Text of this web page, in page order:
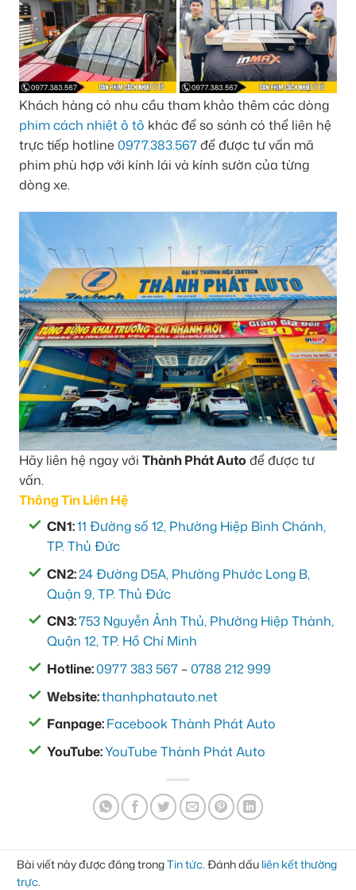
Khách hàng có nhu cầu tham khảo thêm các dòng
phim cách nhiệt ô tô khác để so sánh có thể liên hệ
trực tiếp hotline 0977.383.567để được tư vấn mã
phim phù hợp với kính lái và kính sườn của từng
dòng xe.
Hãy liên hệ ngay với Thành Phát Auto để được tư
vấn.
Thông Tin Liên Hệ
CN1:11 Đường số 12, Phường Hiệp Bình Chánh,
TP. Thủ Đức
CN2:24 Đường D5A, Phường Phước Long B,
Quận 9, TP. Thủ Đức
CN3:753 Nguyễn Ảnh Thủ, Phường Hiệp Thành,
Quận 12, TP. Hồ Chí Minh
Hotline:0977 383 567 –0788 212 999
Website:thanhphatauto.net
Fanpage:Facebook Thành Phát Auto
YouTube:YouTube Thành Phát Auto
Bài viết này được đăng trongTin tức . Đánh dấu liên kết thường
trực